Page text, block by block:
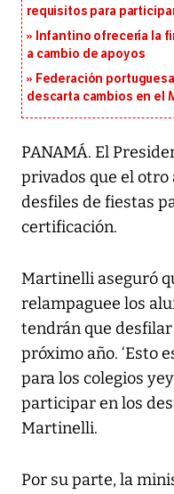
requisitos para
Infantino ofrecería la
a cambio de apoyos
Federación
descarta cambios en el
PANAMÁ. El
privados que el
desfiles de fiestas
certificación.
Martinelli aseguró
relampaguee los
tendrán que
próximo año. ‘Esto
para los colegios
participar en los
Martinelli.
Por su parte, la